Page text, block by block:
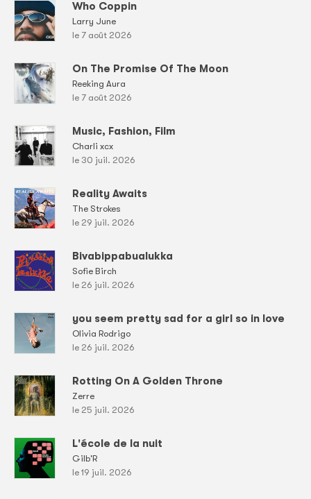
Who Coppin
Larry June
le 7 août 2026
On The Promise Of The Moon
Reeking Aura
le 7 août 2026
Music, Fashion, Film
Charli xcx
le 30 juil. 2026
Reality Awaits
The Strokes
le 29 juil. 2026
Bivabippabualukka
Sofie Birch
le 26 juil. 2026
you seem pretty sad for a girl so in love
Olivia Rodrigo
le 26 juil. 2026
Rotting On A Golden Throne
Zerre
le 25 juil. 2026
L'école de la nuit
Gilb'R
le 19 juil. 2026